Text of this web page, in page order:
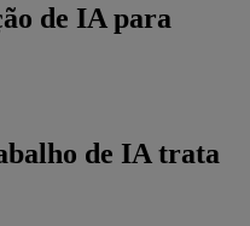
de IA para
de IA trata